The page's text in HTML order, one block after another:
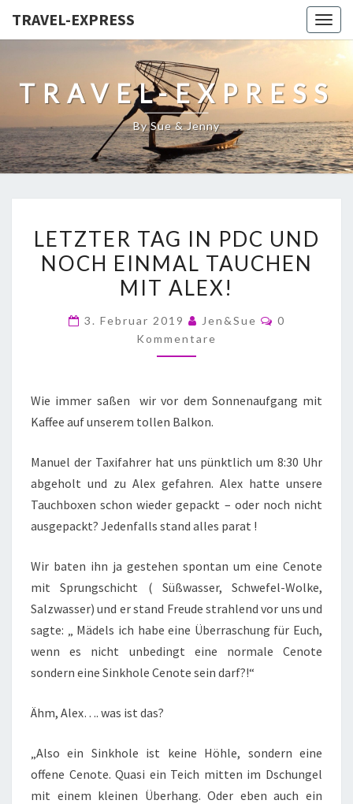
TRAVEL-EXPRESS
TRAVEL-EXPRESS
By Sue & Jenny
LETZTER TAG IN PDC UND
NOCH EINMAL TAUCHEN
MIT ALEX!
3. Februar 2019 Jen&Sue
0
Kommentare
Wie immer saßen wir vor dem Sonnenaufgang mit
Kaffee auf unserem tollen Balkon.
Manuel der Taxifahrer hat uns pünktlich um 8:30 Uhr
abgeholt und zu Alex gefahren. Alex hatte unsere
Tauchboxen schon wieder gepackt – oder noch nicht
ausgepackt? Jedenfalls stand alles parat !
Wir baten ihn ja gestehen spontan um eine Cenote
mit Sprungschicht ( Süßwasser, Schwefel-Wolke,
Salzwasser) und er stand Freude strahlend vor uns und
sagte: „ Mädels ich habe eine Überraschung für Euch,
wenn es nicht unbedingt eine normale Cenote
sondern eine Sinkhole Cenote sein darf?!“
Ähm, Alex…. was ist das?
„Also ein Sinkhole ist keine Höhle, sondern eine
offene Cenote. Quasi ein Teich mitten im Dschungel
mit einem kleinen Überhang. Oder eben auch ein